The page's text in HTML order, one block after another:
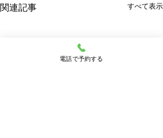
関連記事 すべて表示
電話で予約する